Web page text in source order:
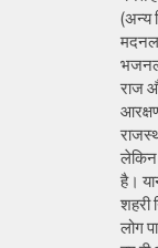
(अन्य
राज
लेकिन
है।
शहरी
लोग